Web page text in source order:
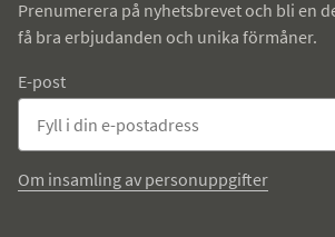
Prenumerera på nyhetsbrevet och bli en
få bra erbjudanden och unika förmåner.
E-post
Om insamling av personuppgifter